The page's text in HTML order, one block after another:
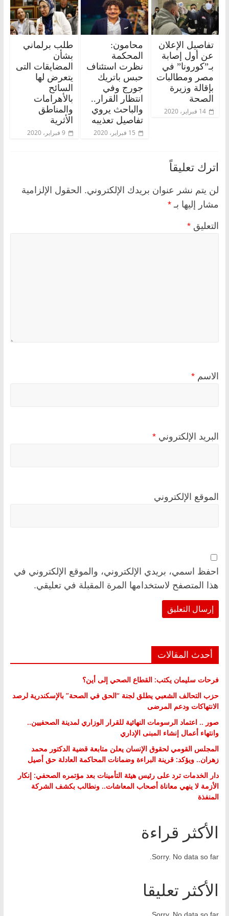
تفاصيل الإعلان
عن أول إصابة
بـ”كورونا” في
مصر ومطالبات
بإقالة وزيرة
الصحة
14 فبراير، 2020
محامون:
المحكمة
نظرت استئناف
حبس باتريك
جورج وفي
انتظار القرار..
والباحث يروي
تفاصيل تعذيبه
15 فبراير، 2020
طلب برلماني
بشأن
المضايقات التى
يتعرض لها
السائح
بالأهرامات
والمناطق
الأثرية
9 فبراير، 2020
اترك تعليقاً
لن يتم نشر عنوان بريدك الإلكتروني. الحقول الإلزامية
مشار إليها بـ *
التعليق *
الاسم *
البريد الإلكتروني *
الموقع الإلكتروني
احفظ اسمي، بريدي الإلكتروني، والموقع الإلكتروني في
هذا المتصفح لاستخدامها المرة المقبلة في تعليقي.
أحدث المقالات
فرحات سليمان يكتب: القطاع الصحي إلى أين؟
حزب التحالف الشعبي يطلق لجنة “الحق في الصحة” بالإسكندرية لرصد
الانتهاكات ودعم المرضى
صور .. اعتماد الرسومات النهائية للقرار الوزاري لمدينة الصحفيين..
وانتهاء أعمال إنشاء المبنى الإداري
المجلس القومي لحقوق الإنسان يعلن متابعة قضية الدكتور محمد
زهران.. ويؤكد: قرينة البراءة وضمانات المحاكمة العادلة حق أصيل
دار الخدمات ترد على رئيس هيئة التأمينات بعد مؤتمره الصحفي: إنكار
الأزمة لا ينهي معاناة أصحاب المعاشات.. ونطالب بكشف الشركة
المنفذة
الأكثر قراءة
Sorry. No data so far.
الأكثر تعليقا
Sorry. No data so far.